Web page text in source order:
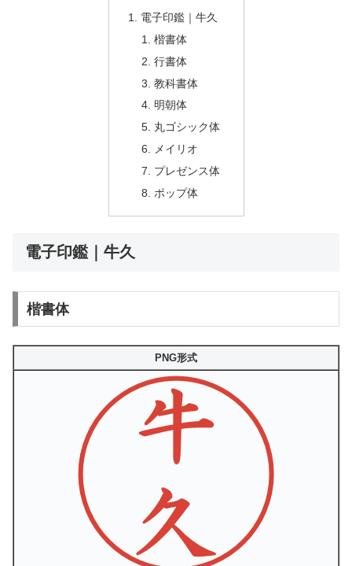
電子印鑑｜牛久
楷書体
行書体
教科書体
明朝体
丸ゴシック体
メイリオ
プレゼンス体
ポップ体
電子印鑑｜牛久
楷書体
PNG形式